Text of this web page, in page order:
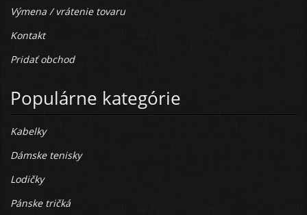
Výmena / vrátenie tovaru
Kontakt
Pridať obchod
Populárne kategórie
Kabelky
Dámske tenisky
Lodičky
Pánske tričká